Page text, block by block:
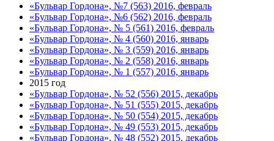
«Бульвар Гордона», №7 (563) 2016, февраль
«Бульвар Гордона», №6 (562) 2016, февраль
«Бульвар Гордона», № 5 (561) 2016, февраль
«Бульвар Гордона», № 4 (560) 2016, январь
«Бульвар Гордона», № 3 (559) 2016, январь
«Бульвар Гордона», № 2 (558) 2016, январь
«Бульвар Гордона», № 1 (557) 2016, январь
2015 год
«Бульвар Гордона», № 52 (556) 2015, декабрь
«Бульвар Гордона», № 51 (555) 2015, декабрь
«Бульвар Гордона», № 50 (554) 2015, декабрь
«Бульвар Гордона», № 49 (553) 2015, декабрь
«Бульвар Гордона», № 48 (552) 2015, декабрь